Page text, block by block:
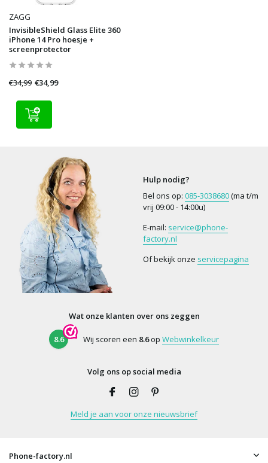
ZAGG
InvisibleShield Glass Elite 360
iPhone 14 Pro hoesje +
screenprotector
€34,99 €34,99
Hulp nodig?
Bel ons op: 085-3038680(ma t/m
vrij 09:00 - 14:00u)
E-mail: service@phone-
factory.nl
Of bekijk onze servicepagina
Wat onze klanten over ons zeggen
8.6 Wij scoren een 8.6op Webwinkelkeur
Volg ons op social media
Meld je aan voor onze nieuwsbrief
Phone-factory.nl